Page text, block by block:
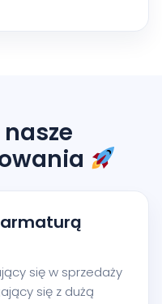
się w sprzedaży
się z dużą